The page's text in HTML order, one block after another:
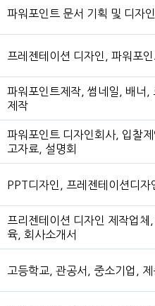
파워포인트 문서 기획 및 디자
프레젠테이션 디자인, 파워포
파워포인트제작, 썸네일, 배너
제작
파워포인트 디자인회사, 입찰
고자료, 설명회
PPT디자인, 프레젠테이션디
프리젠테이션 디자인 제작업
육, 회사소개서
고등학교, 관공서, 중소기업,